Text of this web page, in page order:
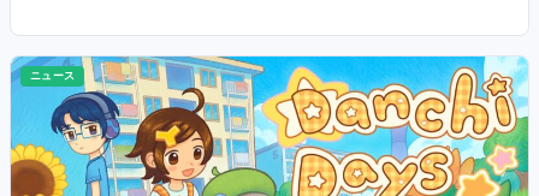
ニュース